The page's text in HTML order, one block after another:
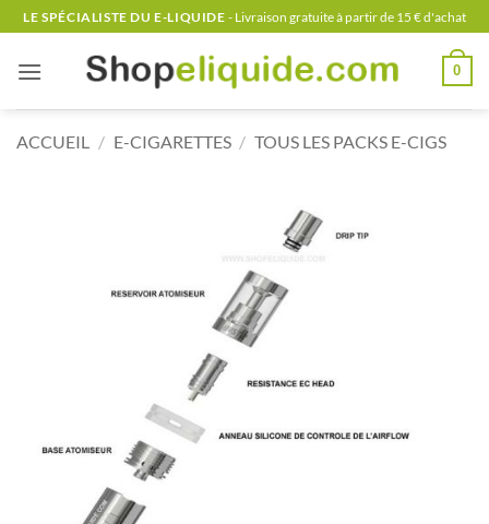
Passer
au
contenu
LE SPÉCIALISTE DU E-LIQUIDE - Livraison gratuite à partir de 15 € d'achat
0
ACCUEIL / E-CIGARETTES / TOUS LES PACKS E-CIGS